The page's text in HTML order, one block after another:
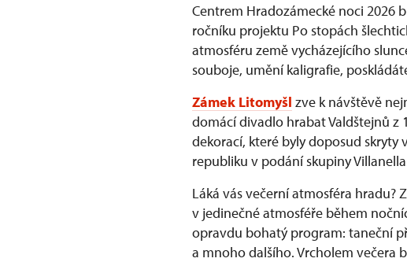
Centrem Hradozámecké noci 2026
ročníku projektu Po stopách
atmosféru země vycházejícího
souboje, umění kaligrafie,
Zámek Litomyšl zve k návštěvě
domácí divadlo hrabat Valdštejnů z
dekorací, které byly doposud
republiku v podání skupiny
Láká vás večerní atmosféra hradu?
v jedinečné atmosféře během
opravdu bohatý program: taneční
a mnoho dalšího. Vrcholem večera